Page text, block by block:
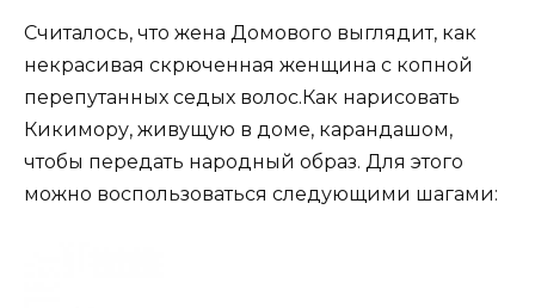
Считалось, что жена Домового выглядит, как
некрасивая скрюченная женщина с копной
перепутанных седых волос.Как нарисовать
Кикимору, живущую в доме, карандашом,
чтобы передать народный образ. Для этого
можно воспользоваться следующими шагами: